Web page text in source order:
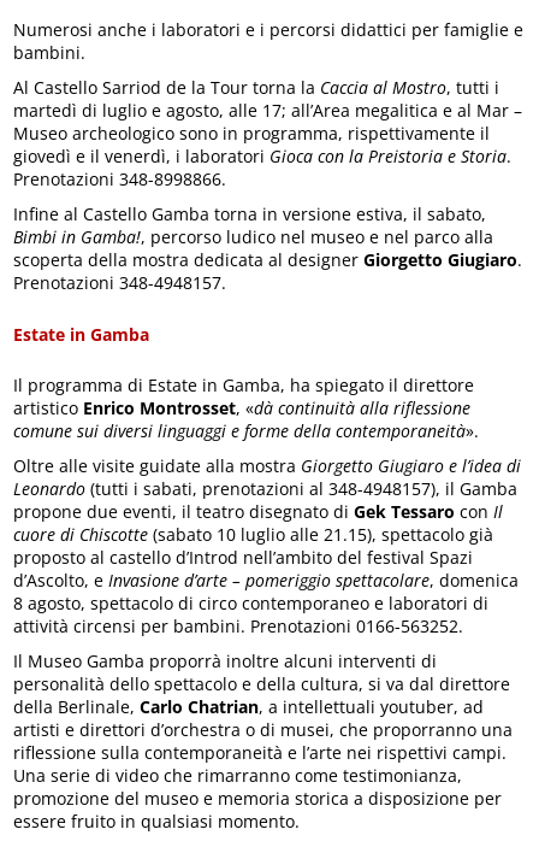
Numerosi anche i laboratori e i percorsi didattici per famiglie e
bambini.
Al Castello Sarriod de la Tour torna la Caccia al Mostro, tutti i
martedì di luglio e agosto, alle 17; all’Area megalitica e al Mar –
Museo archeologico sono in programma, rispettivamente il
giovedì e il venerdì, i laboratori Gioca con la Preistoria e Storia.
Prenotazioni 348-8998866.
Infine al Castello Gamba torna in versione estiva, il sabato,
Bimbi in Gamba!, percorso ludico nel museo e nel parco alla
scoperta della mostra dedicata al designerGiorgetto Giugiaro.
Prenotazioni 348-4948157.
Estate in Gamba
Il programma di Estate in Gamba, ha spiegato il direttore
artistico Enrico Montrosset, «dà continuità alla riflessione
comune sui diversi linguaggi e forme della contemporaneità».
Oltre alle visite guidate alla mostra Giorgetto Giugiaro e l’idea di
Leonardo (tutti i sabati, prenotazioni al 348-4948157), il Gamba
propone due eventi, il teatro disegnato diGek Tessaro conIl
cuore di Chiscotte (sabato 10 luglio alle 21.15), spettacolo già
proposto al castello d’Introd nell’ambito del festival Spazi
d’Ascolto, eInvasione d’arte – pomeriggio spettacolare, domenica
8 agosto, spettacolo di circo contemporaneo e laboratori di
attività circensi per bambini. Prenotazioni 0166-563252.
Il Museo Gamba proporrà inoltre alcuni interventi di
personalità dello spettacolo e della cultura, si va dal direttore
della Berlinale, Carlo Chatrian, a intellettuali youtuber, ad
artisti e direttori d’orchestra o di musei, che proporranno una
riflessione sulla contemporaneità e l’arte nei rispettivi campi.
Una serie di video che rimarranno come testimonianza,
promozione del museo e memoria storica a disposizione per
essere fruito in qualsiasi momento.